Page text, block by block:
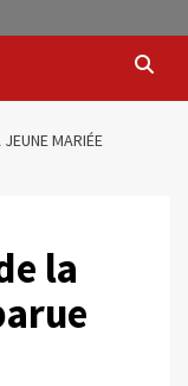
JEUNE MARIÉE
la